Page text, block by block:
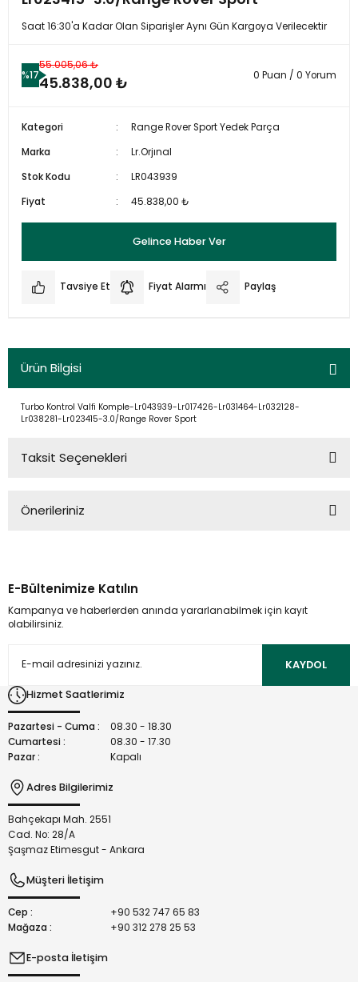
Saat 16:30'a Kadar Olan Siparişler Aynı Gün Kargoya Verilecektir
%17
55.005,06 ₺
45.838,00 ₺ 0 Puan / 0 Yorum
Kategori
Range Rover Sport Yedek Parça
Marka
Lr.Orjınal
Stok Kodu
LR043939
Fiyat
45.838,00 ₺
Gelince Haber Ver
Tavsiye Et Fiyat Alarmı Paylaş
Ürün Bilgisi
Turbo Kontrol Valfi Komple-Lr043939-Lr017426-Lr031464-Lr032128-
Lr038281-Lr023415-3.0/Range Rover Sport
Taksit Seçenekleri
Önerileriniz
kullanarak tarafımıza iletebilirsiniz.
Görüş ve önerileriniz için teşekkür ederiz.
Ürün açıklamasında eksik bilgiler bulunuyor.
Bu ürüne benzer farklı alternatifler olmalı.
E-Bültenimize Katılın
Kampanya ve haberlerden anında yararlanabilmek için kayıt
olabilirsiniz.
KAYDOL
Hizmet Saatlerimiz
Pazartesi - Cuma :
08.30 - 18.30
Cumartesi :
08.30 - 17.30
Pazar :
Kapalı
Adres Bilgilerimiz
Bahçekapı Mah. 2551
Cad. No: 28/A
Şaşmaz Etimesgut - Ankara
Müşteri İletişim
Cep :
+90 532 747 65 83
Mağaza :
+90 312 278 25 53
E-posta İletişim